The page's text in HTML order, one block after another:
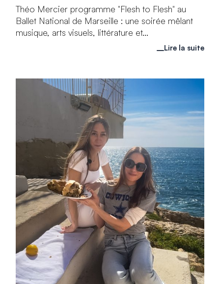
Théo Mercier programme "Flesh to Flesh" au
Ballet National de Marseille : une soirée mêlant
musique, arts visuels, littérature et...
Lire la suite